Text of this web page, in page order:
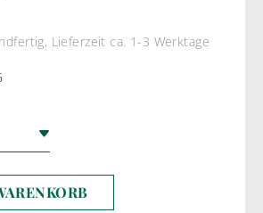
Lieferzeit ca. 1-3 Werktage